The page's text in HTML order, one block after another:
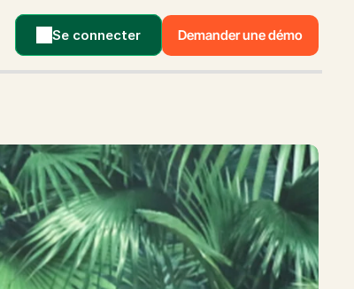
Se connecter Demander une démo